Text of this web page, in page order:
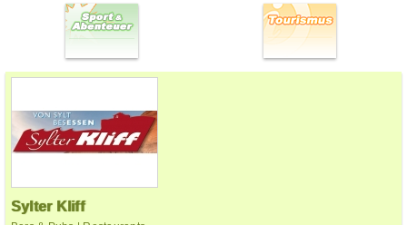
Sylter Kliff